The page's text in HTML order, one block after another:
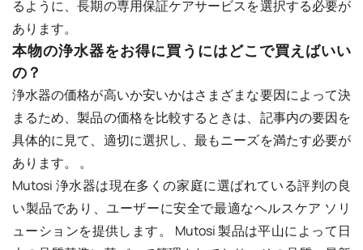
るように、長期の専用保証ケアサービスを選択する必要が
あります。
本物の浄水器をお得に買うにはどこで買えばいい
の？
浄水器の価格が高いか安いかはさまざまな要因によって決
まるため、製品の価格を比較するときは、記事内の要因を
具体的に見て、適切に選択し、最もニーズを満たす必要が
あります。 。
Mutosi 浄水器は現在多くの家庭に選ばれている評判の良
い製品であり、ユーザーに安全で最適なヘルスケア ソリ
ューションを提供します。 Mutosi 製品は平山によって日